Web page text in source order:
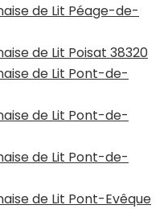
de Lit Péage-de-
de Lit Poisat 38320
de Lit Pont-de-
de Lit Pont-de-
de Lit Pont-de-
de Lit Pont-Evêque